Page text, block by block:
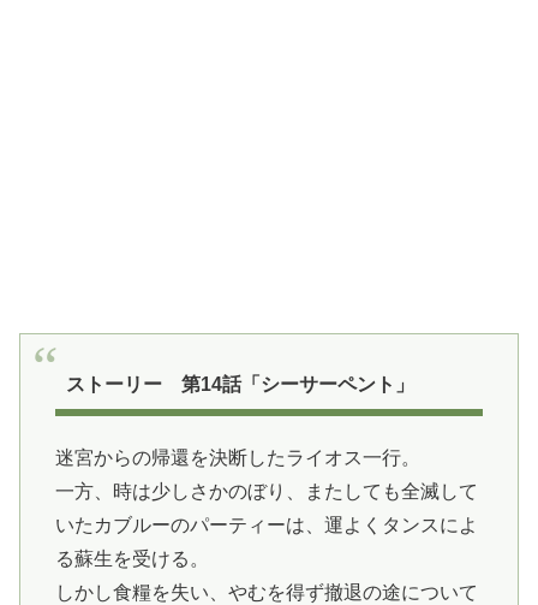
ストーリー 第14話「シーサーペント」
迷宮からの帰還を決断したライオス一行。
一方、時は少しさかのぼり、またしても全滅して
いたカブルーのパーティーは、運よくタンスによ
る蘇生を受ける。
しかし食糧を失い、やむを得ず撤退の途について